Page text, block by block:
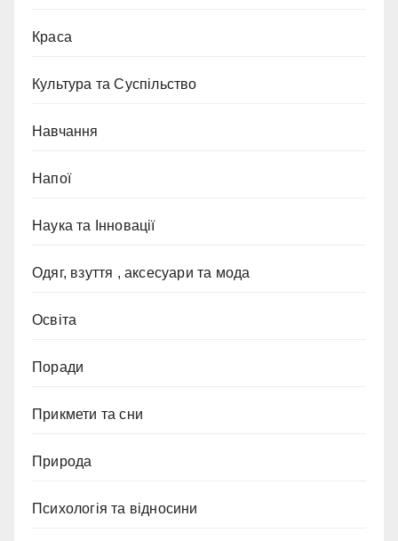
Краса
Культура та Суспільство
Навчання
Напої
Наука та Інновації
Одяг, взуття , аксесуари та мода
Освіта
Поради
Прикмети та сни
Природа
Психологія та відносини